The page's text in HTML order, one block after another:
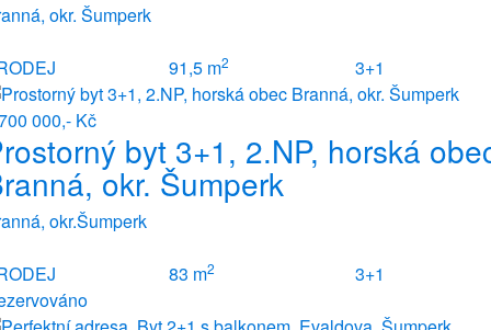
okr. Šumperk
91,5 m2 3+1
000,- Kč
byt 3+1, 2.NP, horská
okr. Šumperk
okr.Šumperk
83 m2
3+1